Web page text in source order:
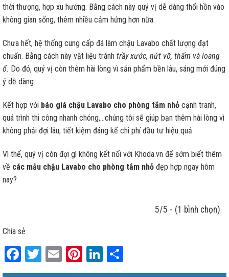
thời thượng, hợp xu hướng. Bằng cách này quý vị dễ dàng thổi hồn vào
không gian sống, thêm nhiều cảm hứng hơn nữa.
Chưa hết, hệ thống cung cấp đá làm chậu Lavabo chất lượng đạt
chuẩn. Bằng cách này vật liệu tránh trầy xước, nứt vỡ, thấm và loang
ố. Do đó, quý vị còn thêm hài lòng vì sản phẩm bền lâu, sáng mới đúng
ý dễ dàng.
Kết hợp với báo giá chậu Lavabo cho phòng tắm nhỏ cạnh tranh,
quá trình thi công nhanh chóng,…chúng tôi sẽ giúp bạn thêm hài lòng vì
không phải đợi lâu, tiết kiệm đáng kể chi phí đầu tư hiệu quả.
Vì thế, quý vị còn đợi gì không kết nối với Khoda.vn để sớm biết thêm
về các mẫu chậu Lavabo cho phòng tắm nhỏ đẹp hợp ngay hôm
nay?
5/5 - (1 bình chọn)
Chia sẻ
Facebook
Twitter
EmailPinterest
LinkedIn